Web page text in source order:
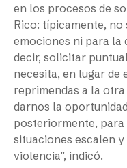
en los procesos de
Rico: típicamente, no
emociones ni para la
decir, solicitar
necesita, en lugar de
reprimendas a la otra
darnos la
posteriormente,
situaciones escalen
violencia”, indicó.